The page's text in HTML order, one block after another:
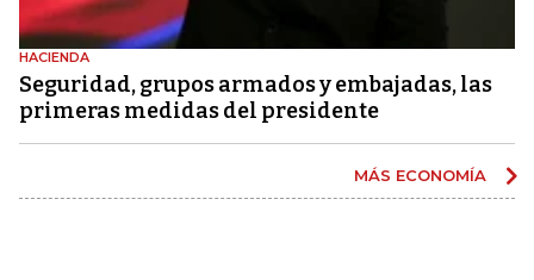
HACIENDA
Seguridad, grupos armados y embajadas, las
primeras medidas del presidente
MÁS ECONOMÍA